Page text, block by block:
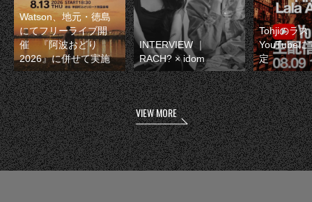
Watson、地元・徳島
にてフリーライブ開
催 『阿波おどり
2026』に併せて実施
INTERVIEW ｜
RACH? × idom
Tohjiのラス
YouTubeに
定
VIEW MORE